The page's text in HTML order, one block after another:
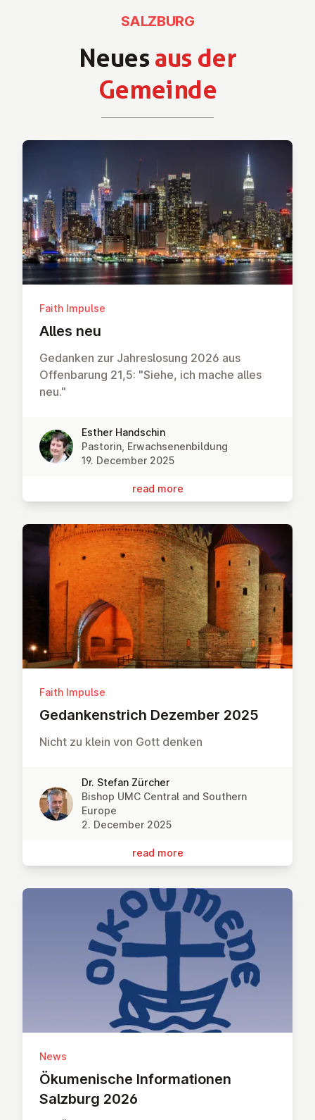
Neuesaus der
Gemeinde
SALZBURG
Faith Impulse
Alles neu
Gedanken zur Jahreslosung 2026 aus
Offenbarung 21,5: "Siehe, ich mache alles
neu."
Esther Handschin
Pastorin, Erwachsenenbildung
19. December 2025
read more
Faith Impulse
Gedanken­strich Dezember 2025
Nicht zu klein von Gott denken
Dr. Stefan Zürcher
Bishop UMC Central and Southern
Europe
2. December 2025
read more
News
Öku­men­is­che In­form­a­tion­en
Salzburg 2026